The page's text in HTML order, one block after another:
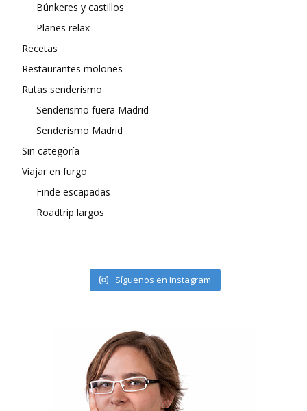
Búnkeres y castillos
Planes relax
Recetas
Restaurantes molones
Rutas senderismo
Senderismo fuera Madrid
Senderismo Madrid
Sin categoría
Viajar en furgo
Finde escapadas
Roadtrip largos
Síguenos en Instagram